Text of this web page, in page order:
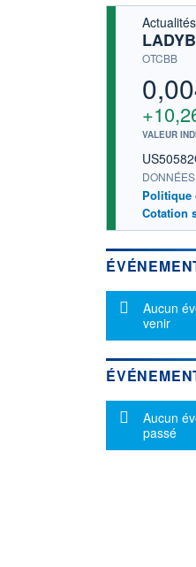
Actualités
OTCBB
VALEUR
Politique
Cotation
Aucun
venir
Aucun
passé